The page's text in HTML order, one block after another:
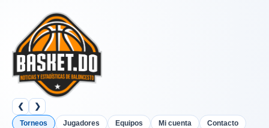
❮ ❯
Torneos Jugadores Equipos Mi cuenta Contacto